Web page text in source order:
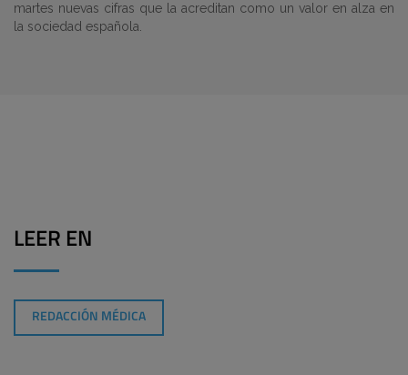
martes nuevas cifras que la acreditan como un valor en alza en
la sociedad española.
LEER EN
REDACCIÓN MÉDICA